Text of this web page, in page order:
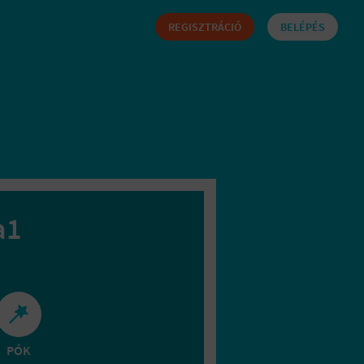
BELÉPÉS
REGISZTRÁCIÓ
PÓK